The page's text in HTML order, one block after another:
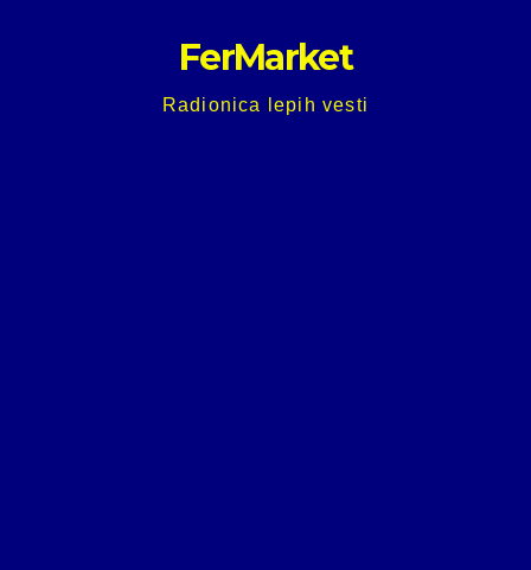
FerMarket
Radionica lepih vesti